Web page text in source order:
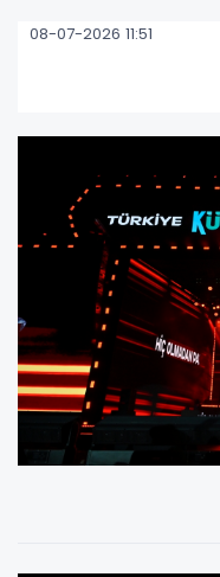
08-07-2026 11:51